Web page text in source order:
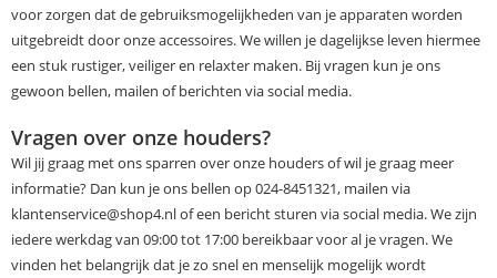
voor zorgen dat de gebruiksmogelijkheden van je apparaten worden
uitgebreidt door onze accessoires. We willen je dagelijkse leven hiermee
een stuk rustiger, veiliger en relaxter maken. Bij vragen kun je ons
gewoon bellen, mailen of berichten via social media.
Vragen over onze houders?
Wil jij graag met ons sparren over onze houders of wil je graag meer
informatie? Dan kun je ons bellen op 024-8451321, mailen via
klantenservice@shop4.nl of een bericht sturen via social media. We zijn
iedere werkdag van 09:00 tot 17:00 bereikbaar voor al je vragen. We
vinden het belangrijk dat je zo snel en menselijk mogelijk wordt